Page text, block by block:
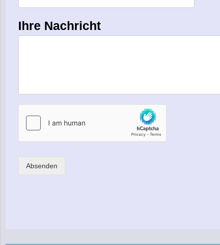
Ihre Nachricht
Absenden